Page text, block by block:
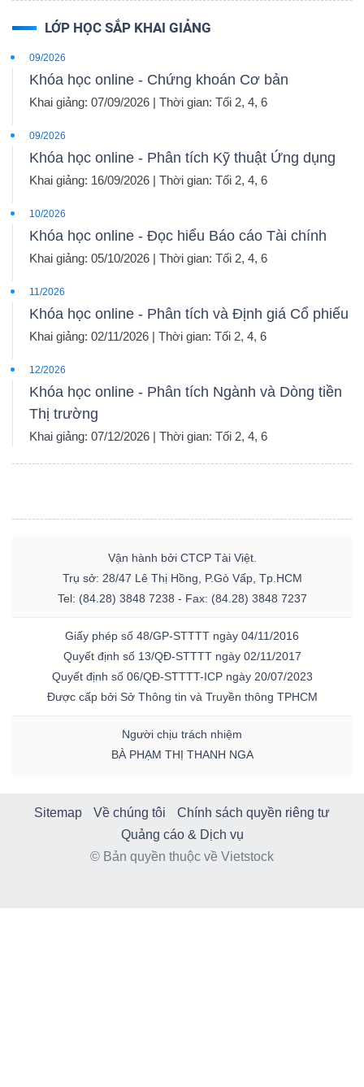
LỚP HỌC SẮP KHAI GIẢNG
09/2026
Khóa học online - Chứng khoán Cơ bản
Khai giảng: 07/09/2026 | Thời gian: Tối 2, 4, 6
09/2026
Khóa học online - Phân tích Kỹ thuật Ứng dụng
Khai giảng: 16/09/2026 | Thời gian: Tối 2, 4, 6
10/2026
Khóa học online - Đọc hiểu Báo cáo Tài chính
Khai giảng: 05/10/2026 | Thời gian: Tối 2, 4, 6
11/2026
Khóa học online - Phân tích và Định giá Cổ phiếu
Khai giảng: 02/11/2026 | Thời gian: Tối 2, 4, 6
12/2026
Khóa học online - Phân tích Ngành và Dòng tiền
Thị trường
Khai giảng: 07/12/2026 | Thời gian: Tối 2, 4, 6
Vận hành bởi CTCP Tài Việt.
Trụ sở: 28/47 Lê Thị Hồng, P.Gò Vấp, Tp.HCM
Tel: (84.28) 3848 7238 - Fax: (84.28) 3848 7237
Giấy phép số 48/GP-STTTT ngày 04/11/2016
Quyết định số 13/QĐ-STTTT ngày 02/11/2017
Quyết định số 06/QĐ-STTTT-ICP ngày 20/07/2023
Được cấp bởi Sở Thông tin và Truyền thông TPHCM
Người chịu trách nhiệm
BÀ PHẠM THỊ THANH NGA
Sitemap Về chúng tôi
Chính sách quyền riêng tư
Quảng cáo & Dịch vụ
© Bản quyền thuộc về Vietstock